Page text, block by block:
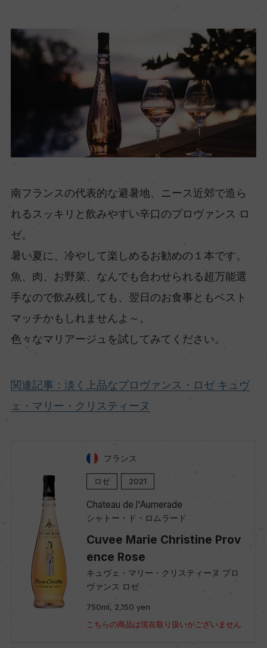
南フランスの代表的な避暑地、ニース近郊で造ら
れるスッキリと飲みやすい辛口のプロヴァンス ロ
ゼ。
暑い夏に、冷やして楽しめるお勧めの１本です。
魚、肉、お野菜、なんでも合わせられる超万能選
手なので飲み残しても、翌日のお食事ともベスト
マッチかもしれませんよ～。
色々なマリアージュを試してみてください。
関連記事：淡く上品なプロヴァンス・ロゼ キュヴ
ェ・マリー・クリスティーヌ
フランス
ロゼ 2021
Chateau de l'Aumerade
シャトー・ド・ロムラード
Cuvee Marie Christine Prov
ence Rose
キュヴェ・マリー・クリスティーヌ プロ
ヴァンス ロゼ
750ml, 2,150 yen
こちらの商品は現在取り扱いがございません